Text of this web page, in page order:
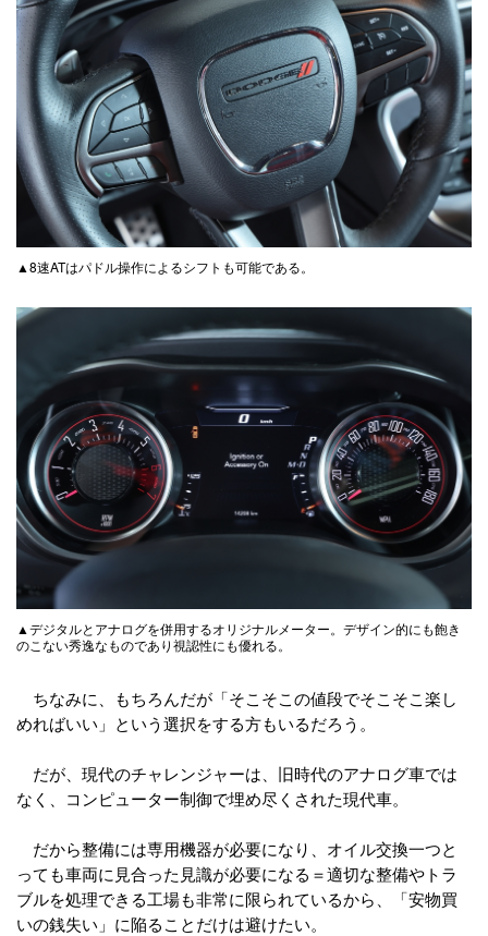
▲8速ATはパドル操作によるシフトも可能である。
▲デジタルとアナログを併用するオリジナルメーター。デザイン的にも飽き
のこない秀逸なものであり視認性にも優れる。
ちなみに、もちろんだが「そこそこの値段でそこそこ楽し
めればいい」という選択をする方もいるだろう。
だが、現代のチャレンジャーは、旧時代のアナログ車では
なく、コンピューター制御で埋め尽くされた現代車。
だから整備には専用機器が必要になり、オイル交換一つと
っても車両に見合った見識が必要になる＝適切な整備やトラ
ブルを処理できる工場も非常に限られているから、「安物買
いの銭失い」に陥ることだけは避けたい。